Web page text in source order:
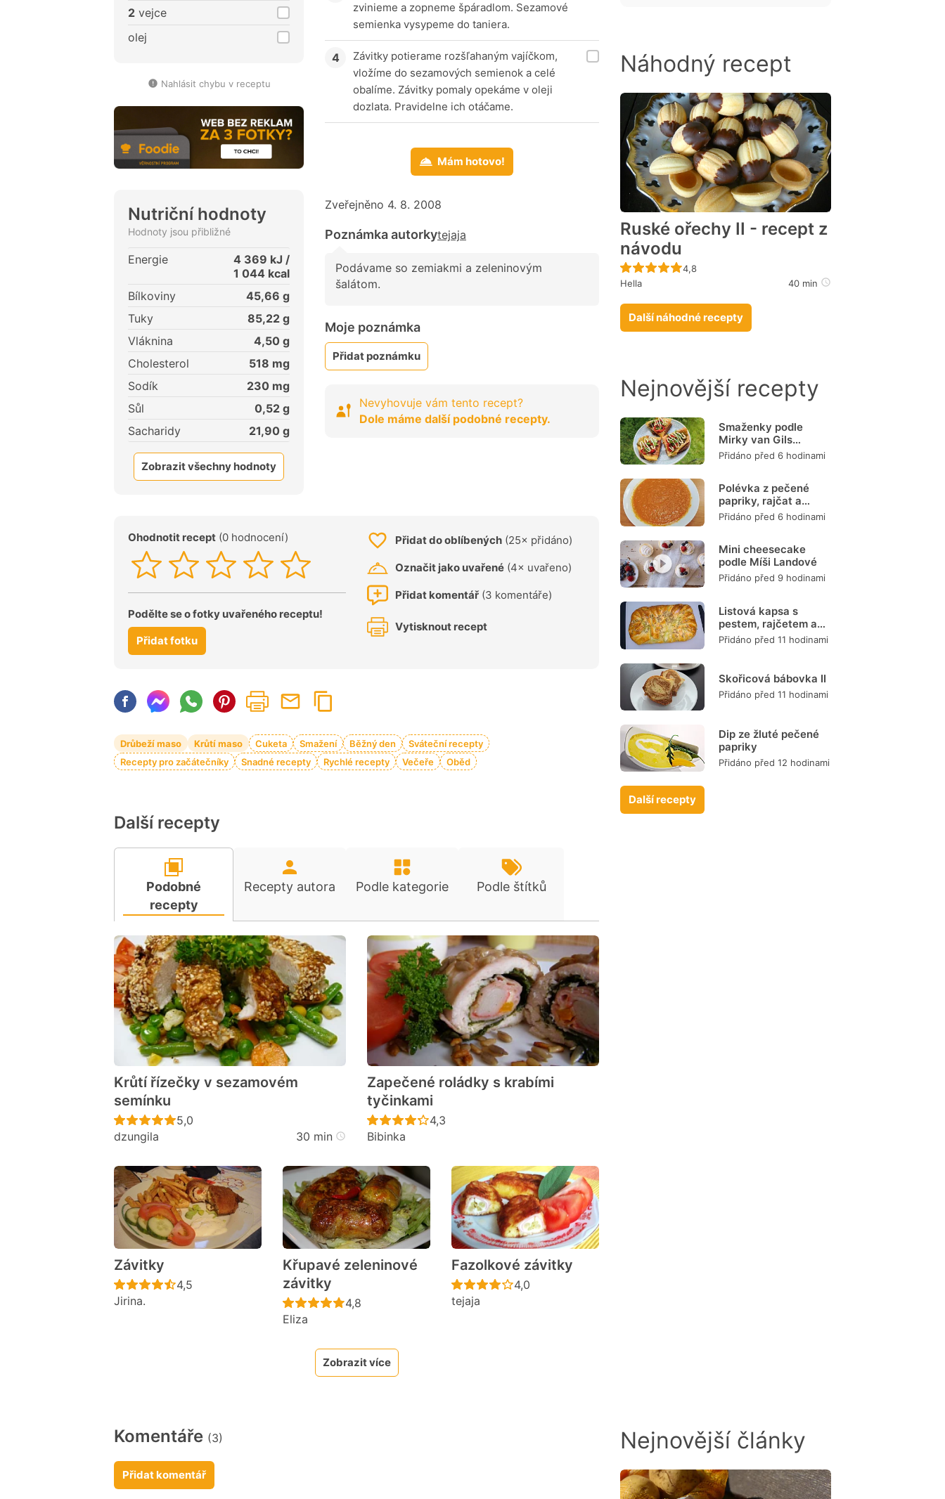
2 vejce
olej
Nahlásit chybu v receptu
Nutriční hodnoty
Hodnoty jsou přibližné
Energie 4 369 kJ /
1 044 kcal
Bílkoviny
45,66 g
Tuky
85,22 g
Vláknina
4,50 g
Cholesterol
518 mg
Sodík
230 mg
Sůl
0,52 g
Sacharidy
21,90 g
Zobrazit všechny hodnoty
zvinieme a zopneme špáradlom. Sezamové
semienka vysypeme do taniera.
Závitky potierame rozšľahaným vajíčkom,
vložíme do sezamových semienok a celé
obalíme. Závitky pomaly opekáme v oleji
dozlata. Pravidelne ich otáčame.
Mám hotovo!
Zveřejněno 4. 8. 2008
Poznámka autorkytejaja
Podávame so zemiakmi a zeleninovým
šalátom.
Moje poznámka
Přidat poznámku
Nevyhovuje vám tento recept?
Dole máme další podobné recepty.
Ohodnotit recept (0 hodnocení)
Podělte se o fotky uvařeného receptu!
Přidat fotku
Přidat do oblíbených (25× přidáno)
Označit jako uvařené (4× uvařeno)
Přidat komentář (3 komentáře)
Vytisknout recept
Drůbeží maso Krůtí maso Cuketa Smažení Běžný den
Sváteční recepty
Recepty pro začátečníky
Snadné recepty Rychlé recepty Večeře Oběd
Další recepty
Podobné
recepty
Recepty autora Podle kategorie Podle štítků
Krůtí řízečky v sezamovém
semínku
Recept ještě nebyl hodnocen
5,0
dzungila
30 min
Zapečené roládky s krabími
tyčinkami
Recept ještě nebyl hodnocen
4,3
Bibinka
Závitky
Recept ještě nebyl hodnocen
4,5
Jirina.
Křupavé zeleninové
závitky
Recept ještě nebyl hodnocen
4,8
Eliza
Fazolkové závitky
Recept ještě nebyl hodnocen
4,0
tejaja
Zobrazit více
Náhodný recept
Ruské ořechy II - recept z
návodu
Recept ještě nebyl hodnocen
4,8
Hella
40 min
Další náhodné recepty
Nejnovější recepty
Smaženky podle
Mirky van Gils
Slavíkové
Přidáno před 6 hodinami
Polévka z pečené
papriky, rajčat a
mrkve
Přidáno před 6 hodinami
Mini cheesecake
podle Míši Landové
Přidáno před 9 hodinami
Listová kapsa s
pestem, rajčetem a
mozzarellou
Přidáno před 11 hodinami
Skořicová bábovka II
Přidáno před 11 hodinami
Dip ze žluté pečené
papriky
Přidáno před 12 hodinami
Další recepty
Komentáře (3)
Přidat komentář
Nejnovější články